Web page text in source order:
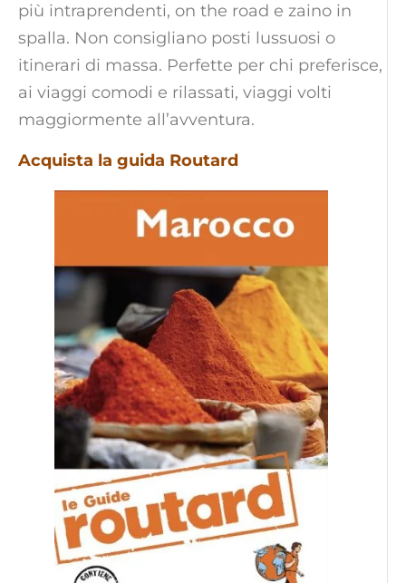
più intraprendenti, on the road e zaino in
spalla. Non consigliano posti lussuosi o
itinerari di massa. Perfette per chi preferisce,
ai viaggi comodi e rilassati, viaggi volti
maggiormente all’avventura.
Acquista la guida Routard